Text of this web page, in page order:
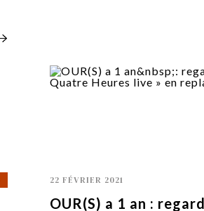
22 FÉVRIER 2021
OUR(S) a 1 an :